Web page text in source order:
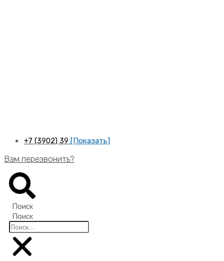
+7 (3902) 39 [Показать]
Вам перезвонить?
Поиск
Поиск